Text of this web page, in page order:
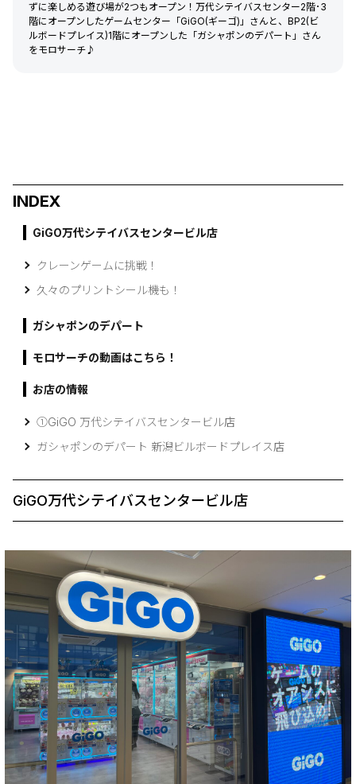
ずに楽しめる遊び場が2つもオープン！万代シテイバスセンター2階･3
階にオープンしたゲームセンター「GiGO(ギーゴ)」さんと、BP2(ビ
ルボードプレイス)1階にオープンした「ガシャポンのデパート」さん
をモロサーチ♪
INDEX
GiGO万代シテイバスセンタービル店
クレーンゲームに挑戦！
久々のプリントシール機も！
ガシャポンのデパート
モロサーチの動画はこちら！
お店の情報
①GiGO 万代シテイバスセンタービル店
ガシャポンのデパート 新潟ビルボードプレイス店
GiGO万代シテイバスセンタービル店